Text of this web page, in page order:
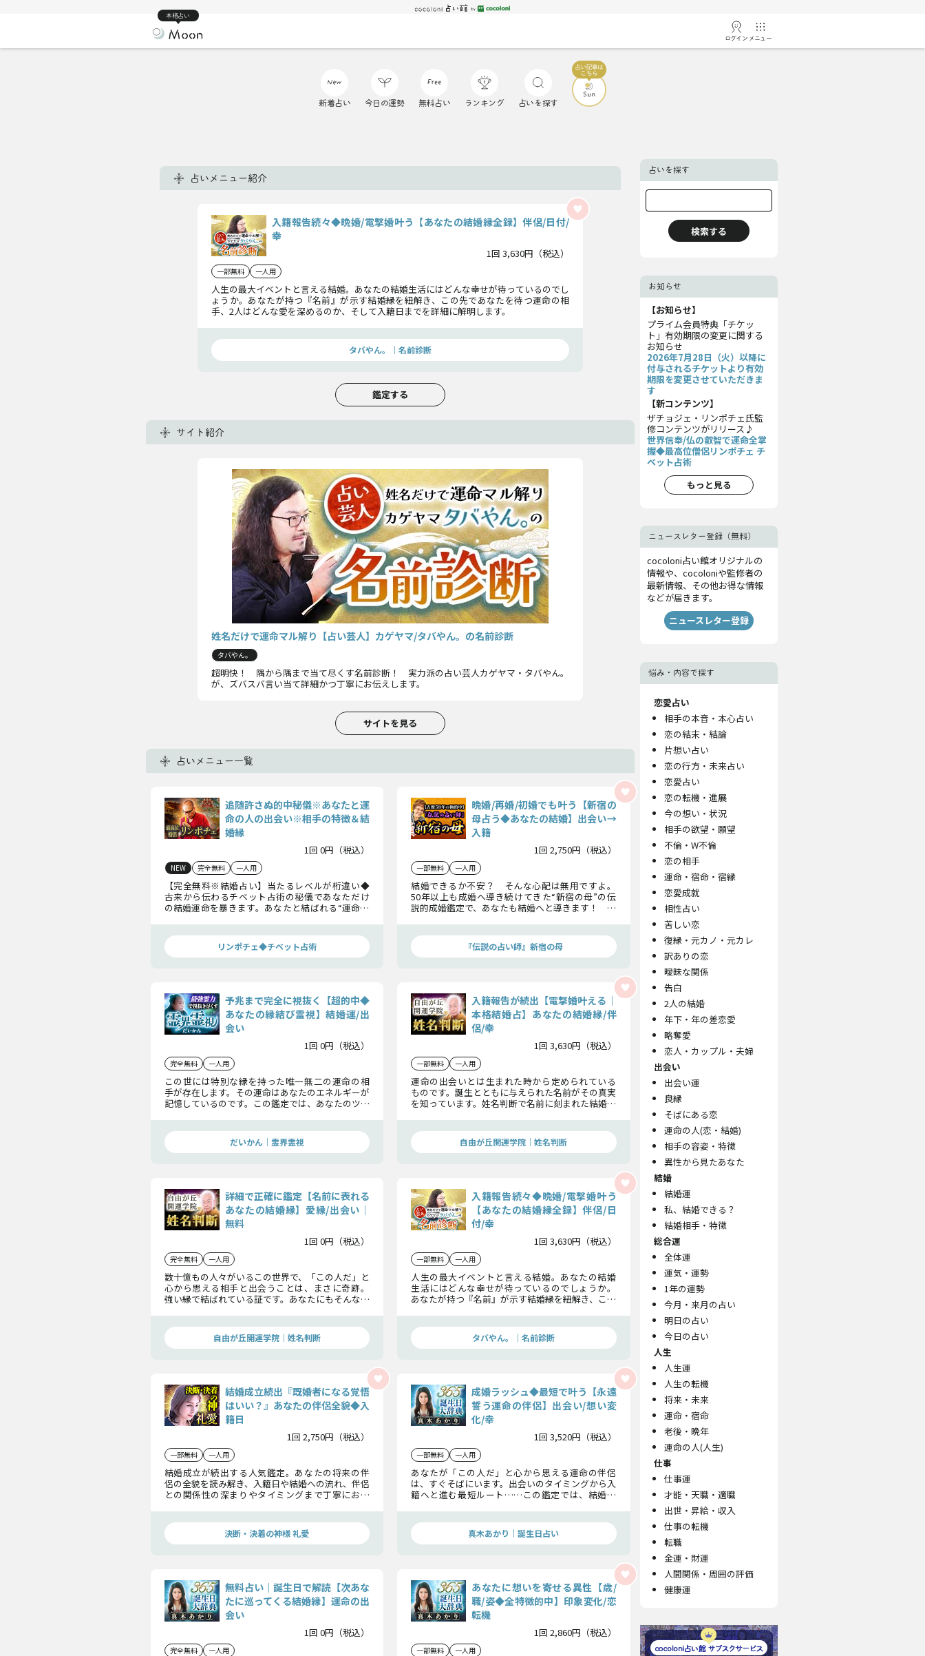
本格占い
ログイン メニュー
新着占い 今日の運勢 無料占い ランキング 占いを探す
占いメニュー紹介
入籍報告続々◆晩婚/電撃婚叶う【あなたの結婚縁全録】伴侶/日付/
幸
1回 3,630円（税込）
一部無料 一人用
人生の最大イベントと言える結婚。あなたの結婚生活にはどんな幸せが待っているのでし
ょうか。あなたが持つ『名前』が示す結婚縁を紐解き、この先であなたを待つ運命の相
手、2人はどんな愛を深めるのか、そして入籍日までを詳細に解明します。
タバやん。｜名前診断
鑑定する
サイト紹介
姓名だけで運命マル解り【占い芸人】カゲヤマ/タバやん。の名前診断
タバやん。
超明快！ 隅から隅まで当て尽くす名前診断！ 実力派の占い芸人カゲヤマ・タバやん。
が、ズバスバ言い当て詳細かつ丁寧にお伝えします。
サイトを見る
占いメニュー一覧
追随許さぬ的中秘儀※あなたと運
命の人の出会い※相手の特徴＆結
婚縁
1回 0円（税込）
NEW 完全無料 一人用
【完全無料※結婚占い】当たるレベルが桁違い◆
古来から伝わるチベット占術の秘儀であなただけ
の結婚運命を暴きます。あなたと結ばれる“運命の
リンポチェ◆チベット占術
晩婚/再婚/初婚でも叶う【新宿の
母占う◆あなたの結婚】出会い→
入籍
1回 2,750円（税込）
一部無料 一人用
結婚できるか不安？ そんな心配は無用ですよ。
50年以上も成婚へ導き続けてきた“新宿の母”の伝
説的成婚鑑定で、あなたも結婚へと導きます！ 結
『伝説の占い師』新宿の母
予兆まで完全に視抜く【超的中◆
あなたの縁結び霊視】結婚運/出
会い
1回 0円（税込）
完全無料 一人用
この世には特別な縁を持った唯一無二の運命の相
手が存在します。その運命はあなたのエネルギーが
記憶しているのです。この鑑定では、あなたのツ潜
だいかん｜霊界霊視
入籍報告が続出【電撃婚叶える│
本格結婚占】あなたの結婚縁/伴
侶/幸
1回 3,630円（税込）
一部無料 一人用
運命の出会いとは生まれた時から定められている
ものです。誕生とともに与えられた名前がその真実
を知っています。姓名判断で名前に刻まれた結婚運
自由が丘開運学院│姓名判断
詳細で正確に鑑定【名前に表れる
あなたの結婚縁】愛縁/出会い│
無料
1回 0円（税込）
完全無料 一人用
数十億もの人々がいるこの世界で、「この人だ」と
心から思える相手と出会うことは、まさに奇跡。
強い縁で結ばれている証です。あなたにもそんな縁
自由が丘開運学院│姓名判断
入籍報告続々◆晩婚/電撃婚叶う
【あなたの結婚縁全録】伴侶/日
付/幸
1回 3,630円（税込）
一部無料 一人用
人生の最大イベントと言える結婚。あなたの結婚
生活にはどんな幸せが待っているのでしょうか。
あなたが持つ『名前』が示す結婚縁を紐解き、この
タバやん。｜名前診断
結婚成立続出『既婚者になる覚悟
はいい？』あなたの伴侶全貌◆入
籍日
1回 2,750円（税込）
一部無料 一人用
結婚成立が続出する人気鑑定。あなたの将来の伴
侶の全貌を読み解き、入籍日や結婚への流れ、伴侶
との関係性の深まりやタイミングまで丁寧にお伝
決断・決着の神様 礼愛
成婚ラッシュ◆最短で叶う【永遠
誓う運命の伴侶】出会い/想い変
化/幸
1回 3,520円（税込）
一部無料 一人用
あなたが「この人だ」と心から思える運命の伴侶
は、すぐそばにいます。出会いのタイミングから入
籍へと進む最短ルート……この鑑定では、結婚を
真木あかり｜誕生日占い
無料占い｜誕生日で解読【次あな
たに巡ってくる結婚縁】運命の出
会い
1回 0円（税込）
完全無料 一人用
あなたに想いを寄せる異性【歳/
職/姿◆全特徴的中】印象変化/恋
転機
1回 2,860円（税込）
一部無料 一人用
占いを探す
お知らせ
【お知らせ】
プライム会員特典「チケッ
ト」有効期限の変更に関する
お知らせ
2026年7月28日（火）以降に
付与されるチケットより有効
期限を変更させていただきま
す
【新コンテンツ】
ザチョジェ・リンポチェ氏監
修コンテンツがリリース♪
世界信奉/仏の叡智で運命全掌
握◆最高位僧侶リンポチェ チ
ベット占術
もっと見る
ニュースレター登録（無料）
cocoloni占い館オリジナルの
情報や、cocoloniや監修者の
最新情報、その他お得な情報
などが届きます。
ニュースレター登録
悩み・内容で探す
恋愛占い
相手の本音・本心占い
恋の結末・結論
片想い占い
恋の行方・未来占い
恋愛占い
恋の転機・進展
今の想い・状況
相手の欲望・願望
不倫・W不倫
恋の相手
運命・宿命・宿縁
恋愛成就
相性占い
苦しい恋
復縁・元カノ・元カレ
訳ありの恋
曖昧な関係
告白
2人の結婚
年下・年の差恋愛
略奪愛
恋人・カップル・夫婦
出会い
出会い運
良縁
そばにある恋
運命の人(恋・結婚)
相手の容姿・特徴
異性から見たあなた
結婚
結婚運
私、結婚できる？
結婚相手・特徴
総合運
全体運
運気・運勢
1年の運勢
今月・来月の占い
明日の占い
今日の占い
人生
人生運
人生の転機
将来・未来
運命・宿命
老後・晩年
運命の人(人生)
仕事
仕事運
才能・天職・適職
出世・昇給・収入
仕事の転機
転職
金運・財運
人間関係・周囲の評価
健康運